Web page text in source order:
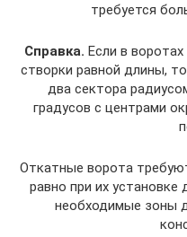
требуется
Справка. Если в
створки равной длины,
два сектора
градусов с центрами
Откатные ворота
равно при их
необходимые зоны